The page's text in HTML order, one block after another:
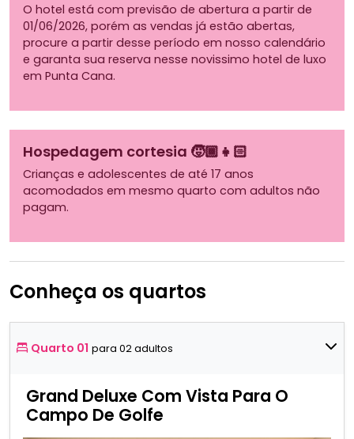
O hotel está com previsão de abertura a partir de
01/06/2026, porém as vendas já estão abertas,
procure a partir desse período em nosso calendário
e garanta sua reserva nesse novissimo hotel de luxo
em Punta Cana.
Hospedagem cortesia 🧒🏾👧🏻
Crianças e adolescentes de até 17 anos
acomodados em mesmo quarto com adultos não
pagam.
Conheça os quartos
Quarto 01 para 02 adultos
Grand Deluxe Com Vista Para O
Campo De Golfe